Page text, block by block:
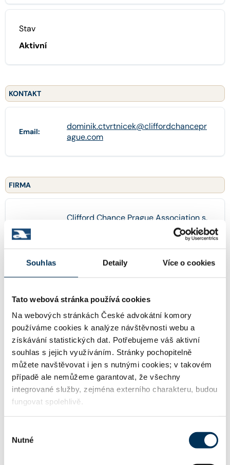
Souhlas Detaily Více o cookies
Tato webová stránka používá cookies
Na webových stránkách České advokátní komory
používáme cookies k analýze návštěvnosti webu a
získávání statistických dat. Potřebujeme váš aktivní
souhlas s jejich využíváním. Stránky pochopitelně
můžete navštěvovat i jen s nutnými cookies; v takovém
případě ale nemůžeme garantovat, že všechny
integrované služby, zejména externího charakteru, budou
fungovat spolehlivě.
souhlasu
Nutné
Stav
Aktivní
KONTAKT
Email:
dominik.ctvrtnicek@cliffordchancepr
ague.com
FIRMA
Clifford Chance Prague Association s.
Adresa: Jungmannova 745/24 , 11000 Praha
WWW: https://www.cliffordchance.com
Telefon: +420222555222